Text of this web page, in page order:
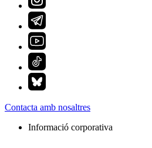
Contacta amb nosaltres
Informació corporativa